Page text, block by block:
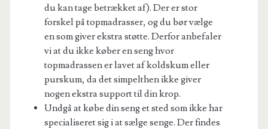
du kan tage betrækket af). Der er stor
forskel på topmadrasser, og du bør vælge
en som giver ekstra støtte. Derfor anbefaler
vi at du ikke køber en seng hvor
topmadrassen er lavet af koldskum eller
purskum, da det simpelthen ikke giver
nogen ekstra support til din krop.
Undgå at købe din seng et sted som ikke har
specialiseret sig i at sælge senge. Der findes